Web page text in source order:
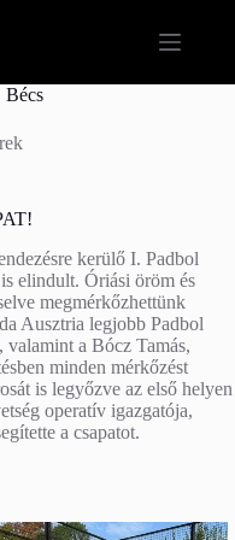
Bécs
kerülő I. Padbol
elindult. Óriási öröm és
megmérkőzhettünk
Ausztria legjobb Padbol
a Bócz Tamás,
minden mérkőzést
is legyőzve az első helyen
operatív igazgatója,
a csapatot.